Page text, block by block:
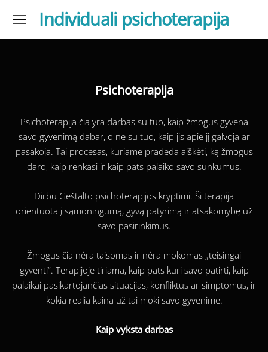
Individuali psichoterapija
Psichoterapija
Psichoterapija čia yra darbas su tuo, kaip žmogus gyvena
savo gyvenimą dabar, o ne su tuo, kaip jis apie jį galvoja ar
pasakoja. Tai procesas, kuriame pradeda aiškėti, ką žmogus
daro, kaip renkasi ir kaip pats palaiko savo sunkumus.
Dirbu Geštalto psichoterapijos kryptimi. Ši terapija
orientuota į sąmoningumą, gyvą patyrimą ir atsakomybę už
savo pasirinkimus.
Žmogus čia nėra taisomas ir nėra mokomas „teisingai
gyventi“. Terapijoje tiriama, kaip pats kuri savo patirtį, kaip
palaikai pasikartojančias situacijas, konfliktus ar simptomus, ir
kokią realią kainą už tai moki savo gyvenime.
Kaip vyksta darbas